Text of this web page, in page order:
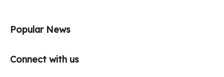
Popular News
Connect with us